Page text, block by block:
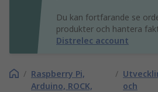
Du kan fortfarande se
produkter och hantera
Distrelec account
/ Raspberry Pi,
Arduino, ROCK,
/
och